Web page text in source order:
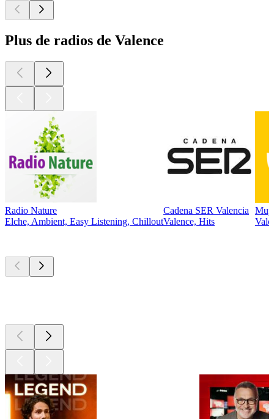
Plus de radios de Valence
Radio Nature
Elche, Ambient, Easy Listening, Chillout
Cadena SER Valencia
Valence, Hits
Muy